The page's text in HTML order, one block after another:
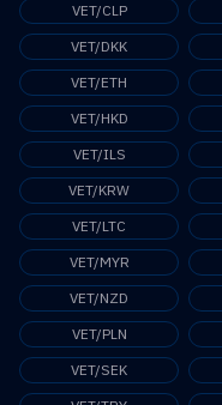
VET/CLP
VET/DKK
VET/ETH
VET/HKD
VET/ILS
VET/KRW
VET/LTC
VET/MYR
VET/NZD
VET/PLN
VET/SEK